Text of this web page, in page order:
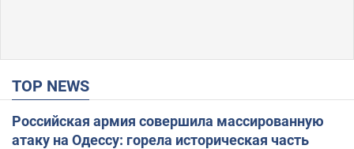
TOP NEWS
Российская армия совершила массированную
атаку на Одессу: горела историческая часть